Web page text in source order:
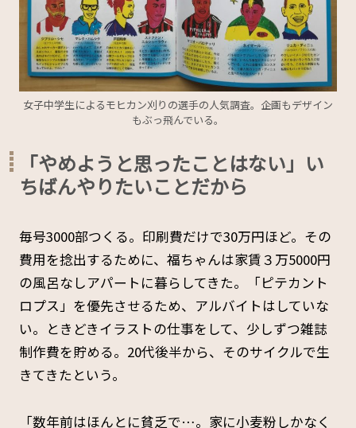
女子中学生によるモヒカン刈りの選手の人気調査。企画もデザイン
もぶっ飛んでいる。
「やめようと思ったことはない」い
ちばんやりたいことだから
毎号3000部つくる。印刷費だけで30万円ほど。その
費用を捻出するために、福ちゃんは家賃３万5000円
の風呂なしアパートに暮らしてきた。「ピテカント
ロプス」を優先させるため、アルバイトはしていな
い。ときどきイラストの仕事をして、少しずつ雑誌
制作費を貯める。20代後半から、そのサイクルで生
きてきたという。
「数年前はほんとに貧乏で…。家に小麦粉しかなく